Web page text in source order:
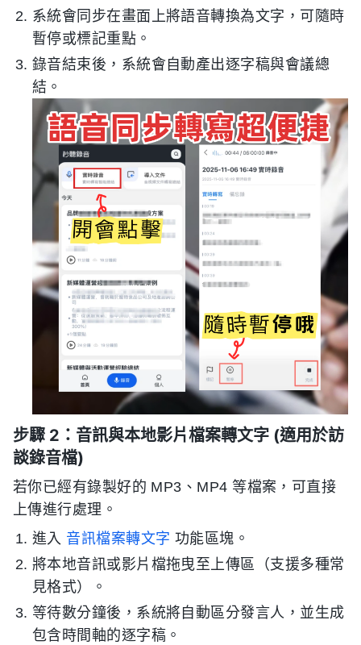
系統會同步在畫面上將語音轉換為文字，可隨時
暫停或標記重點。
錄音結束後，系統會自動產出逐字稿與會議總
結。
步驟 2：音訊與本地影片檔案轉文字 (適用於訪
談錄音檔)
若你已經有錄製好的 MP3、MP4 等檔案，可直接
上傳進行處理。
進入 音訊檔案轉文字 功能區塊。
將本地音訊或影片檔拖曳至上傳區（支援多種常
見格式）。
等待數分鐘後，系統將自動區分發言人，並生成
包含時間軸的逐字稿。